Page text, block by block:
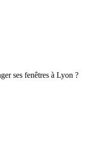
ses fenêtres à Lyon ?